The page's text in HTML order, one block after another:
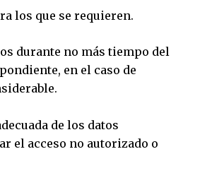
los que se requieren.
durante no más tiempo del
en el caso de
de los datos
el acceso no autorizado o